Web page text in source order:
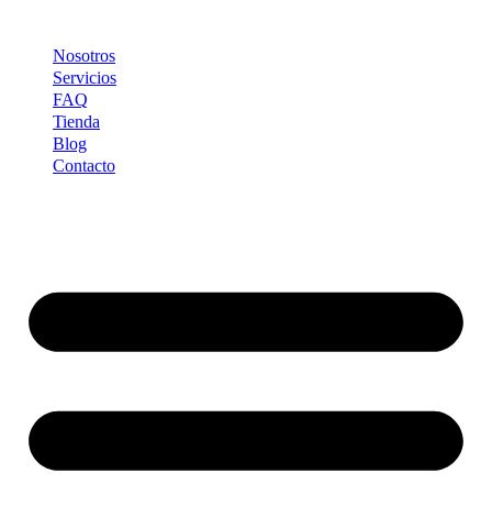
contenidoNosotros
Servicios
FAQ
Tienda
Blog
Contacto